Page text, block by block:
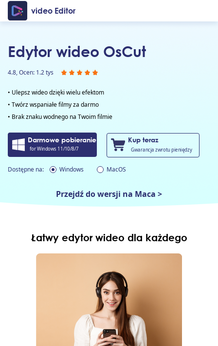
video Editor
Edytor wideo OsCut
4.8, Ocen: 1.2 tys
• Ulepsz wideo dzięki wielu efektom
• Twórz wspaniałe filmy za darmo
• Brak znaku wodnego na Twoim filmie
Darmowe pobieranie
for Windows 11/10/8/7
Kup teraz
Gwarancja zwrotu pieniędzy
Dostępne na: Windows MacOS
Przejdź do wersji na Maca >
Łatwy edytor wideo dla każdego